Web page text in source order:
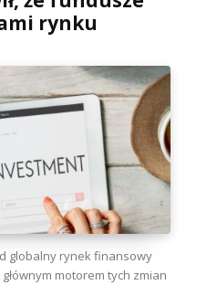
rynku
globalny rynek finansowy
motorem tych zmian